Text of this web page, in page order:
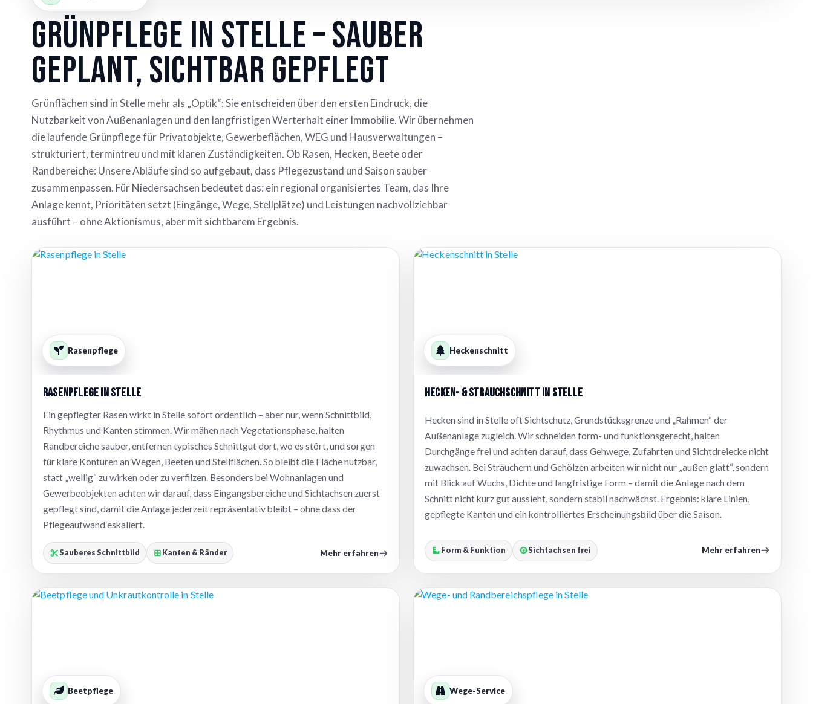
Grünpflege in Stelle – sauber
geplant, sichtbar gepflegt
Grünflächen sind in Stelle mehr als „Optik“: Sie entscheiden über den ersten Eindruck, die
Nutzbarkeit von Außenanlagen und den langfristigen Werterhalt einer Immobilie. Wir übernehmen
die laufende Grünpflege für Privatobjekte, Gewerbeflächen, WEG und Hausverwaltungen –
strukturiert, termintreu und mit klaren Zuständigkeiten. Ob Rasen, Hecken, Beete oder
Randbereiche: Unsere Abläufe sind so aufgebaut, dass Pflegezustand und Saison sauber
zusammenpassen. Für Niedersachsen bedeutet das: ein regional organisiertes Team, das Ihre
Anlage kennt, Prioritäten setzt (Eingänge, Wege, Stellplätze) und Leistungen nachvollziehbar
ausführt – ohne Aktionismus, aber mit sichtbarem Ergebnis.
Rasenpflege
Rasenpflege in Stelle
Ein gepflegter Rasen wirkt in Stelle sofort ordentlich – aber nur, wenn Schnittbild,
Rhythmus und Kanten stimmen. Wir mähen nach Vegetationsphase, halten
Randbereiche sauber, entfernen typisches Schnittgut dort, wo es stört, und sorgen
für klare Konturen an Wegen, Beeten und Stellflächen. So bleibt die Fläche nutzbar,
statt „wellig“ zu wirken oder zu verfilzen. Besonders bei Wohnanlagen und
Gewerbeobjekten achten wir darauf, dass Eingangsbereiche und Sichtachsen zuerst
gepflegt sind, damit die Anlage jederzeit repräsentativ bleibt – ohne dass der
Pflegeaufwand eskaliert.
Sauberes Schnittbild Kanten & Ränder Mehr erfahren
Heckenschnitt
Hecken- & Strauchschnitt in Stelle
Hecken sind in Stelle oft Sichtschutz, Grundstücksgrenze und „Rahmen“ der
Außenanlage zugleich. Wir schneiden form- und funktionsgerecht, halten
Durchgänge frei und achten darauf, dass Gehwege, Zufahrten und Sichtdreiecke nicht
zuwachsen. Bei Sträuchern und Gehölzen arbeiten wir nicht nur „außen glatt“, sondern
mit Blick auf Wuchs, Dichte und langfristige Form – damit die Anlage nach dem
Schnitt nicht kurz gut aussieht, sondern stabil nachwächst. Ergebnis: klare Linien,
gepflegte Kanten und ein kontrolliertes Erscheinungsbild über die Saison.
Form & Funktion Sichtachsen frei Mehr erfahren
Beetpflege Wege-Service